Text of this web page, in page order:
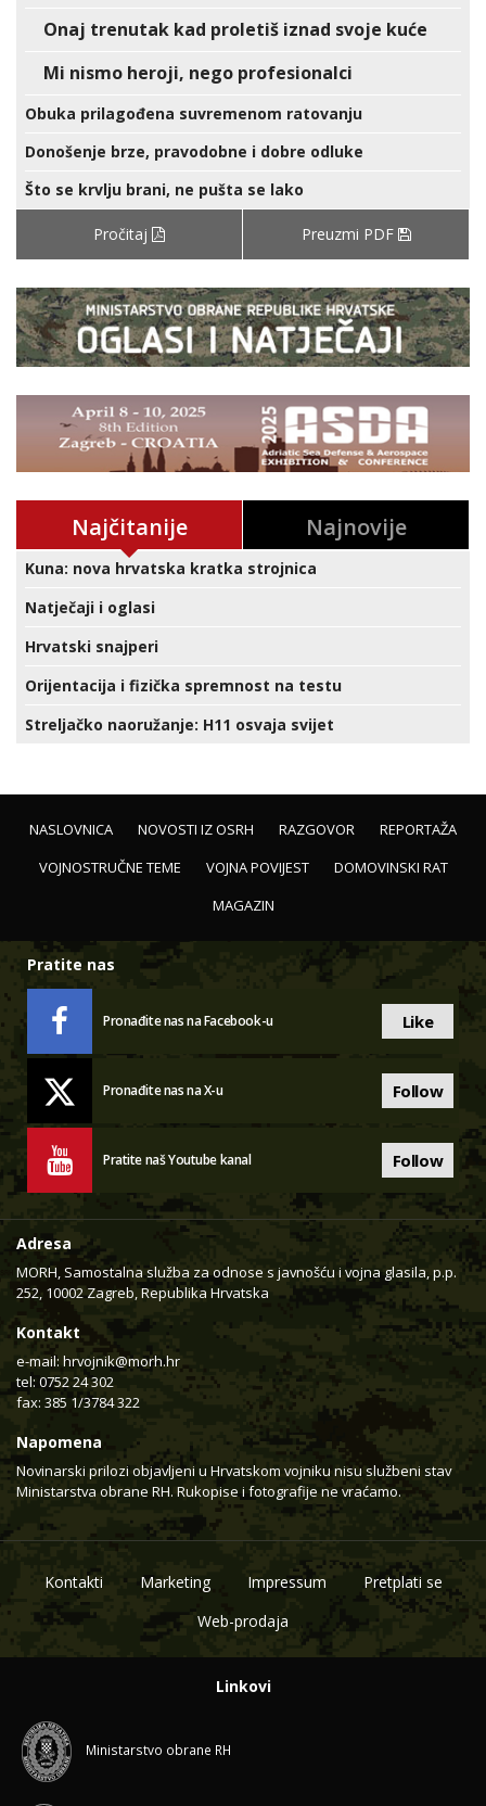
Onaj trenutak kad proletiš iznad svoje kuće
Mi nismo heroji, nego profesionalci
Obuka prilagođena suvremenom ratovanju
Donošenje brze, pravodobne i dobre odluke
Što se krvlju brani, ne pušta se lako
Pročitaj Preuzmi PDF
Najčitanije Najnovije
Kuna: nova hrvatska kratka strojnica
Natječaji i oglasi
Hrvatski snajperi
Orijentacija i fizička spremnost na testu
Streljačko naoružanje: H11 osvaja svijet
NASLOVNICA NOVOSTI IZ OSRH RAZGOVOR
REPORTAŽA
VOJNOSTRUČNE TEME
VOJNA POVIJEST
DOMOVINSKI RAT
MAGAZIN
Pratite nas
Pronađite nas na Facebook-u Like
Pronađite nas na X-u Follow
Pratite naš Youtube kanal Follow
Adresa
MORH, Samostalna služba za odnose s javnošću i vojna glasila, p.p.
252, 10002 Zagreb, Republika Hrvatska
Kontakt
e-mail: hrvojnik@morh.hr
tel: 0752 24 302
fax: 385 1/3784 322
Napomena
Novinarski prilozi objavljeni u Hrvatskom vojniku nisu službeni stav
Ministarstva obrane RH. Rukopise i fotografije ne vraćamo.
Kontakti Marketing Impressum
Pretplati se
Web-prodaja
Linkovi
Ministarstvo obrane RH